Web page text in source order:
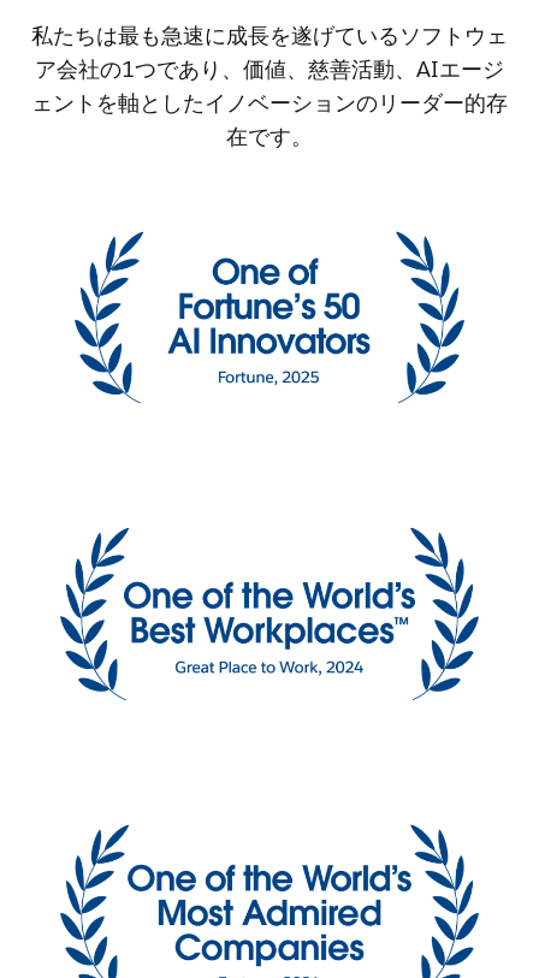
私たちは最も急速に成長を遂げているソフトウェ
ア会社の1つであり、価値、慈善活動、AIエージ
ェントを軸としたイノベーションのリーダー的存
在です。